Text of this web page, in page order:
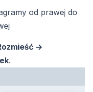
od prawej do
→
.